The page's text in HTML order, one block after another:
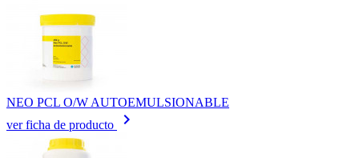
NEO PCL O/W AUTOEMULSIONABLE
ver ficha de producto
keyboard_arrow_right